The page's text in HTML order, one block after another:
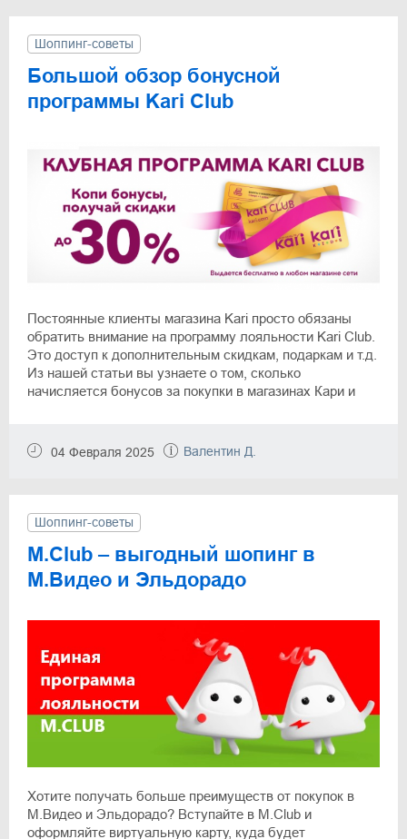
Шоппинг-советы
Большой обзор бонусной
программы Kari Club
Постоянные клиенты магазина Kari просто обязаны
обратить внимание на программу лояльности Kari Club.
Это доступ к дополнительным скидкам, подаркам и т.д.
Из нашей статьи вы узнаете о том, сколько
начисляется бонусов за покупки в магазинах Кари и
04 Февраля 2025 Валентин Д.
Шоппинг-советы
M.Club – выгодный шопинг в
М.Видео и Эльдорадо
Хотите получать больше преимуществ от покупок в
М.Видео и Эльдорадо? Вступайте в M.Club и
оформляйте виртуальную карту, куда будет